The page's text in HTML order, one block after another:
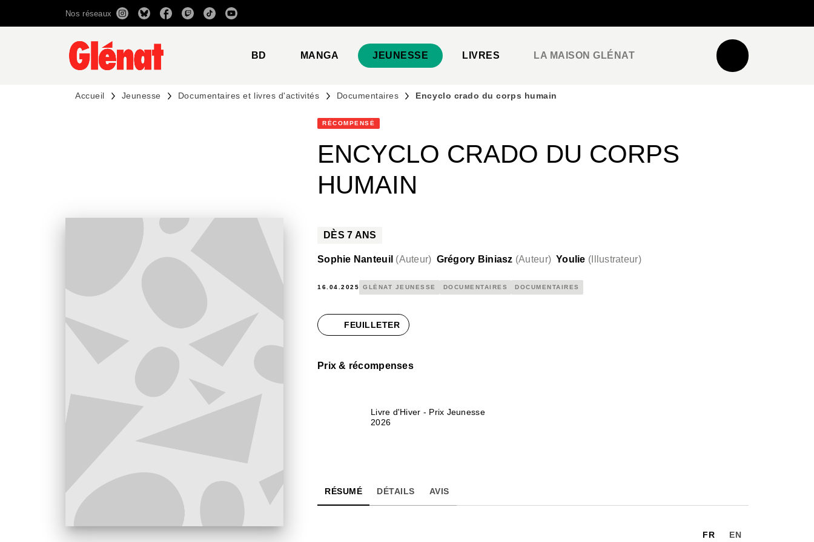
RECHERCHE CONTENU
Nos réseaux
BD MANGA JEUNESSE LIVRES LA MAISON GLÉNAT
Accueil Jeunesse Documentaires et livres d'activités Documentaires Encyclo crado du corps humain
RÉCOMPENSÉ
ENCYCLO CRADO DU CORPS
HUMAIN
DÈS7 ANS
Sophie Nanteuil (Auteur) Grégory Biniasz (Auteur) Youlie ( Illustrateur)
16.04.2025 GLÉNAT JEUNESSE DOCUMENTAIRES DOCUMENTAIRES
FEUILLETER
Prix & récompenses
Livre d'Hiver - Prix Jeunesse
2026
RÉSUMÉ DÉTAILS AVIS
FR EN